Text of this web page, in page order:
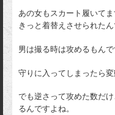
あの女もスカート履いてま
きっと着替えさせられたん
男は撮る時は攻めるもんで
守りに入ってしまったら
でも逆さって攻めた数だ
るんですよね。